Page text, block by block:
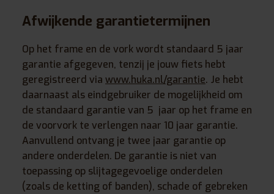
Afwijkende garantietermijnen
Op het frame en de vork wordt standaard 5 jaar
garantie afgegeven, tenzij je jouw fiets hebt
geregistreerd via www.huka.nl/garantie. Je hebt
daarnaast als eindgebruiker de mogelijkheid om
de standaard garantie van 5 jaar op het frame en
de voorvork te verlengen naar 10 jaar garantie.
Aanvullend ontvang je twee jaar garantie op
andere onderdelen. De garantie is niet van
toepassing op slijtagegevoelige onderdelen
(zoals de ketting of banden), schade of gebreken